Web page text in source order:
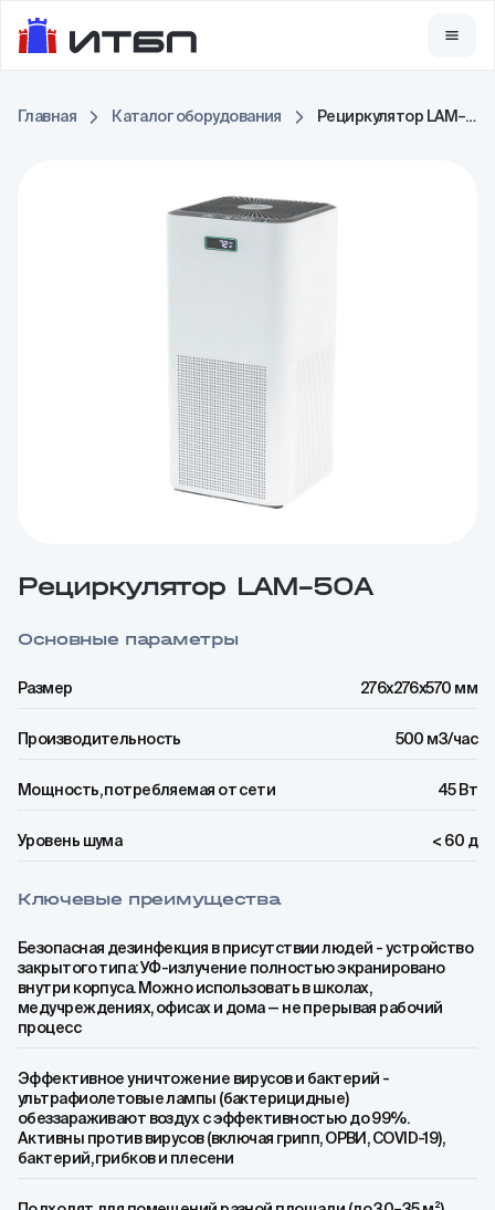
Главная Каталог оборудования Рециркулятор LAM–50A
Рециркулятор LAM–50A
Основные параметры
Размер 276x276x570 мм
Производительность 500 м3/час
Мощность, потребляемая от сети 45 Вт
Уровень шума < 60 д
Ключевые преимущества
Безопасная дезинфекция в присутствии людей - устройство
закрытого типа: УФ-излучение полностью экранировано
внутри корпуса. Можно использовать в школах,
медучреждениях, офисах и дома — не прерывая рабочий
процесс
Эффективное уничтожение вирусов и бактерий -
ультрафиолетовые лампы (бактерицидные)
обеззараживают воздух с эффективностью до 99%.
Активны против вирусов (включая грипп, ОРВИ, COVID-19),
бактерий, грибков и плесени